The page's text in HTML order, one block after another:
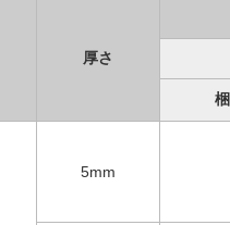
厚さ
5mm